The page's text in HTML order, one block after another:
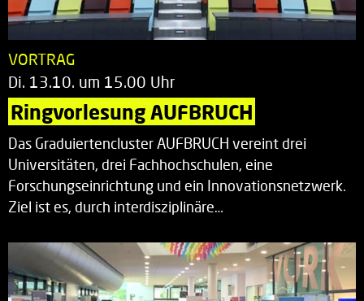
VORTRAG
Di. 13.10. um 15.00 Uhr
Ringvorlesung AUFBRUCH
Das Graduiertencluster AUFBRUCH vereint drei
Universitäten, drei Fachhochschulen, eine
Forschungseinrichtung und ein Innovationsnetzwerk.
Ziel ist es, durch interdisziplinäre…